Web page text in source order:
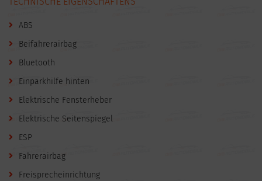
ABS
Beifahrerairbag
Bluetooth
Einparkhilfe hinten
Elektrische Fensterheber
Elektrische Seitenspiegel
ESP
Fahrerairbag
Freisprecheinrichtung